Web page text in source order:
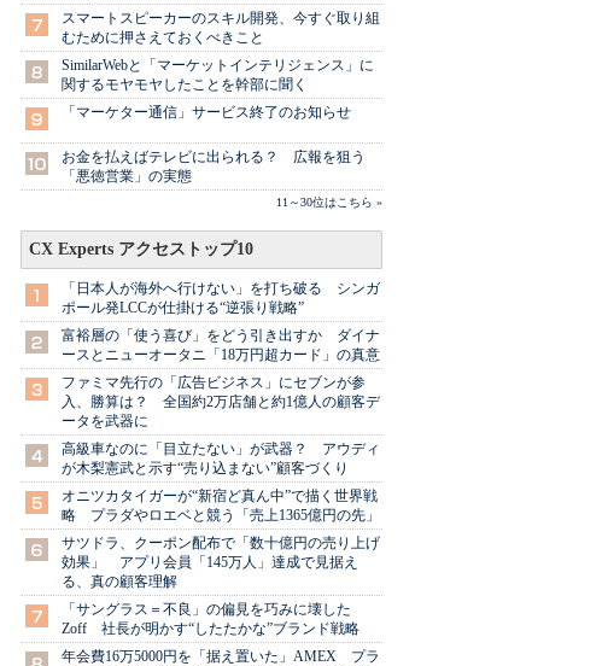
スマートスピーカーのスキル開発、今すぐ取り組
むために押さえておくべきこと
SimilarWebと「マーケットインテリジェンス」に
関するモヤモヤしたことを幹部に聞く
「マーケター通信」サービス終了のお知らせ
お金を払えばテレビに出られる？ 広報を狙う
「悪徳営業」の実態
11～30位はこちら »
CX Experts アクセストップ10
「日本人が海外へ行けない」を打ち破る シンガ
ポール発LCCが仕掛ける“逆張り戦略”
富裕層の「使う喜び」をどう引き出すか ダイナ
ースとニューオータニ「18万円超カード」の真意
ファミマ先行の「広告ビジネス」にセブンが参
入、勝算は？ 全国約2万店舗と約1億人の顧客デ
ータを武器に
高級車なのに「目立たない」が武器？ アウディ
が木梨憲武と示す“売り込まない”顧客づくり
オニツカタイガーが“新宿ど真ん中”で描く世界戦
略 プラダやロエベと競う「売上1365億円の先」
サツドラ、クーポン配布で「数十億円の売り上げ
効果」 アプリ会員「145万人」達成で見据え
る、真の顧客理解
「サングラス＝不良」の偏見を巧みに壊した
Zoff 社長が明かす“したたかな”ブランド戦略
年会費16万5000円を「据え置いた」AMEX プラ